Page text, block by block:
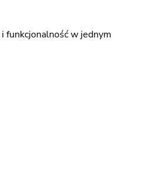
funkcjonalność w jednym